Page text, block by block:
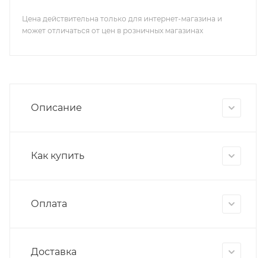
Цена действительна только для интернет-магазина и
может отличаться от цен в розничных магазинах
Описание
Как купить
Оплата
Доставка